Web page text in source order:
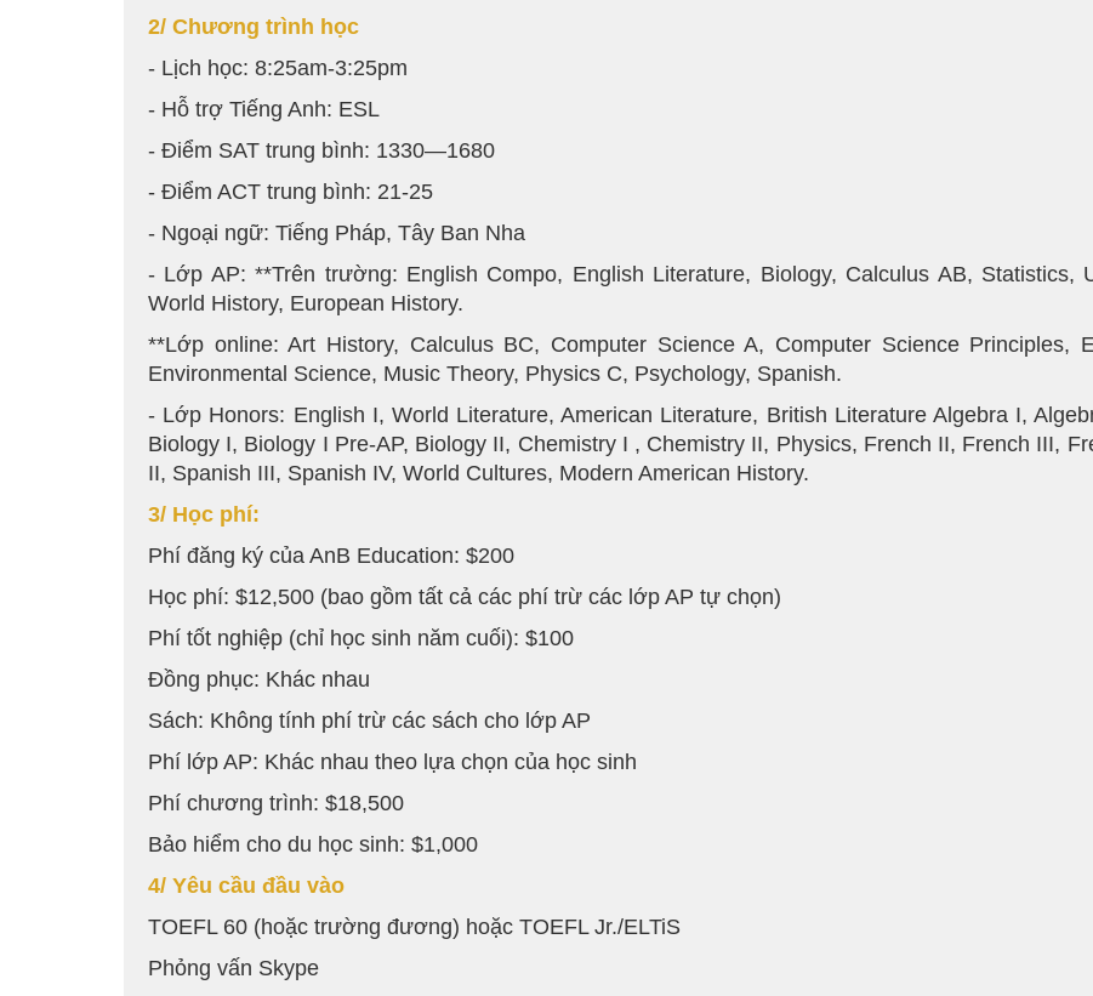
2/ Chương trình học
- Lịch học: 8:25am-3:25pm
- Hỗ trợ Tiếng Anh: ESL
- Điểm SAT trung bình: 1330—1680
- Điểm ACT trung bình: 21-25
- Ngoại ngữ: Tiếng Pháp, Tây Ban Nha
- Lớp AP: **Trên trường: English Compo, English Literature, Biology, Calculus AB, Statistics,
World History, European History.
**Lớp online: Art History, Calculus BC, Computer Science A, Computer Science Principles,
Environmental Science, Music Theory, Physics C, Psychology, Spanish.
- Lớp Honors: English I, World Literature, American Literature, British Literature Algebra I,
Biology I, Biology I Pre-AP, Biology II, Chemistry I , Chemistry II, Physics, French II, French III,
II, Spanish III, Spanish IV, World Cultures, Modern American History.
3/ Học phí:
Phí đăng ký của AnB Education: $200
Học phí: $12,500 (bao gồm tất cả các phí trừ các lớp AP tự chọn)
Phí tốt nghiệp (chỉ học sinh năm cuối): $100
Đồng phục: Khác nhau
Sách: Không tính phí trừ các sách cho lớp AP
Phí lớp AP: Khác nhau theo lựa chọn của học sinh
Phí chương trình: $18,500
Bảo hiểm cho du học sinh: $1,000
4/ Yêu cầu đầu vào
TOEFL 60 (hoặc trường đương) hoặc TOEFL Jr./ELTiS
Phỏng vấn Skype